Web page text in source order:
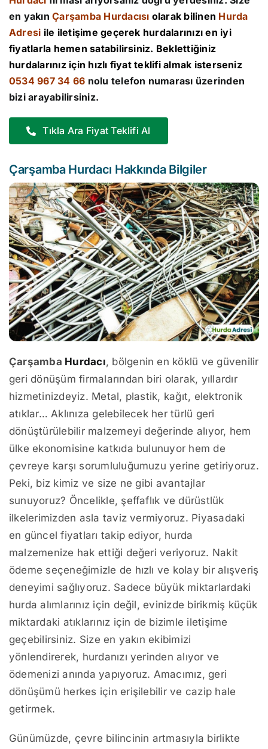
en yakınÇarşamba Hurdacısı olarak bilinen Hurda
Adresi ile iletişime geçerek hurdalarınızı en iyi
fiyatlarla hemen satabilirsiniz. Beklettiğiniz
hurdalarınız için hızlı fiyat teklifi almak isterseniz
0534 967 34 66 nolu telefon numarası üzerinden
bizi arayabilirsiniz.
Tıkla Ara Fiyat Teklifi Al
Çarşamba Hurdacı Hakkında Bilgiler
Çarşamba Hurdacı, bölgenin en köklü ve güvenilir
geri dönüşüm firmalarından biri olarak, yıllardır
hizmetinizdeyiz. Metal, plastik, kağıt, elektronik
atıklar… Aklınıza gelebilecek her türlü geri
dönüştürülebilir malzemeyi değerinde alıyor, hem
ülke ekonomisine katkıda bulunuyor hem de
çevreye karşı sorumluluğumuzu yerine getiriyoruz.
Peki, biz kimiz ve size ne gibi avantajlar
sunuyoruz? Öncelikle, şeffaflık ve dürüstlük
ilkelerimizden asla taviz vermiyoruz. Piyasadaki
en güncel fiyatları takip ediyor, hurda
malzemenize hak ettiği değeri veriyoruz. Nakit
ödeme seçeneğimizle de hızlı ve kolay bir alışveriş
deneyimi sağlıyoruz. Sadece büyük miktarlardaki
hurda alımlarınız için değil, evinizde birikmiş küçük
miktardaki atıklarınız için de bizimle iletişime
geçebilirsiniz. Size en yakın ekibimizi
yönlendirerek, hurdanızı yerinden alıyor ve
ödemenizi anında yapıyoruz. Amacımız, geri
dönüşümü herkes için erişilebilir ve cazip hale
getirmek.
Günümüzde, çevre bilincinin artmasıyla birlikte